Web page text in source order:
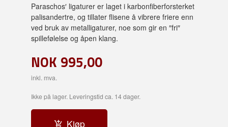
Paraschos′ ligaturer er laget i karbonfiberforsterket
palisandertre, og tillater flisene å vibrere friere enn
ved bruk av metalligaturer, noe som gir en ″fri″
spillefølelse og åpen klang.
NOK 995,00
inkl. mva.
Ikke på lager. Leveringstid ca. 14 dager.
Kjøp